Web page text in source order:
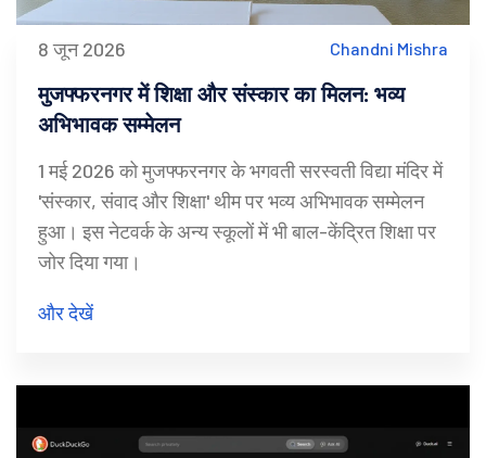
8 जून 2026 Chandni Mishra
मुजफ्फरनगर में शिक्षा और संस्कार का मिलन: भव्य
अभिभावक सम्मेलन
1 मई 2026 को मुजफ्फरनगर के भगवती सरस्वती विद्या मंदिर में
'संस्कार, संवाद और शिक्षा' थीम पर भव्य अभिभावक सम्मेलन
हुआ। इस नेटवर्क के अन्य स्कूलों में भी बाल-केंद्रित शिक्षा पर
जोर दिया गया।
और देखें